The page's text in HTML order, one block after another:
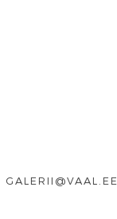
GALERII@VAAL.EE